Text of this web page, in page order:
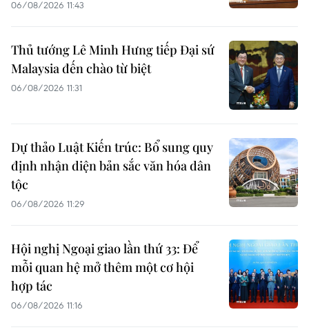
06/08/2026 11:43
Thủ tướng Lê Minh Hưng tiếp Đại sứ
Malaysia đến chào từ biệt
06/08/2026 11:31
Dự thảo Luật Kiến trúc: Bổ sung quy
định nhận diện bản sắc văn hóa dân
tộc
06/08/2026 11:29
Hội nghị Ngoại giao lần thứ 33: Để
mỗi quan hệ mở thêm một cơ hội
hợp tác
06/08/2026 11:16